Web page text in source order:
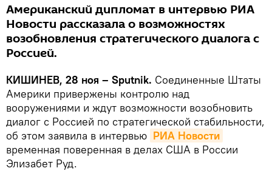
Американский дипломат в интервью РИА
Новости рассказала о возможностях
возобновления стратегического диалога с
Россией.
КИШИНЕВ, 28 ноя – Sputnik. Соединенные Штаты
Америки привержены контролю над
вооружениями и ждут возможности возобновить
диалог с Россией по стратегической стабильности,
об этом заявила в интервью РИА Новости
временная поверенная в делах США в России
Элизабет Руд.